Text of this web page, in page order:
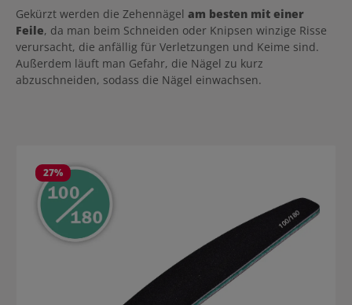
Gekürzt werden die Zehennägel am besten mit einer
Feile, da man beim Schneiden oder Knipsen winzige Risse
verursacht, die anfällig für Verletzungen und Keime sind.
Außerdem läuft man Gefahr, die Nägel zu kurz
abzuschneiden, sodass die Nägel einwachsen.
27%